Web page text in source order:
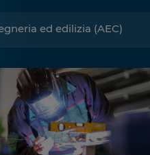
ed edilizia (AEC)